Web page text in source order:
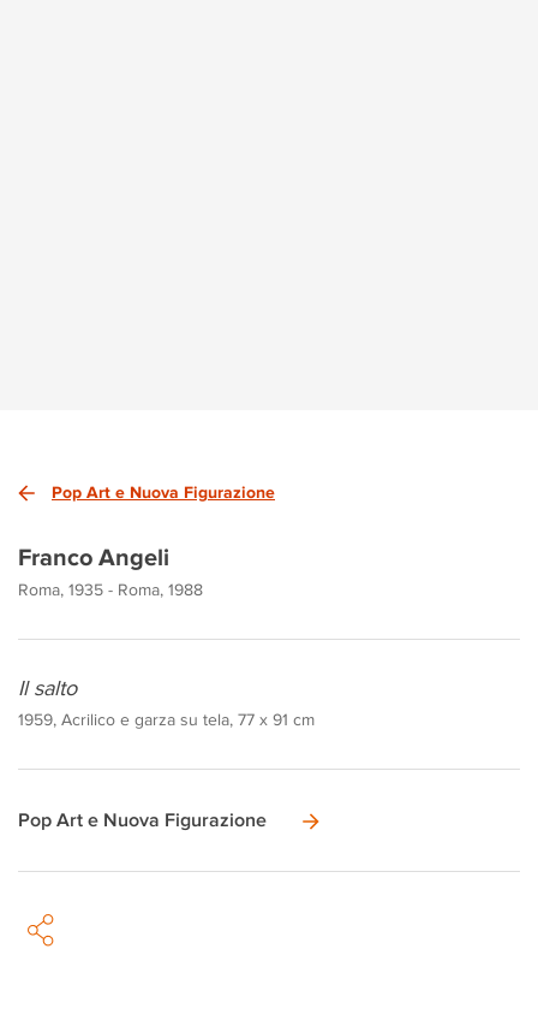
Pop Art e Nuova Figurazione
Franco Angeli
Roma, 1935 - Roma, 1988
Il salto
1959, Acrilico e garza su tela, 77 x 91 cm
Pop Art e Nuova Figurazione